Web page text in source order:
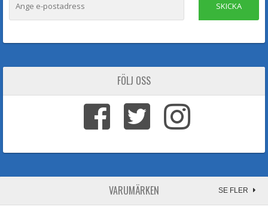
SKICKA
FÖLJ OSS
VARUMÄRKEN SE FLER